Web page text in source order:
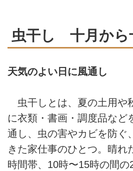
虫干し 十月から
天気のよい日に風通し
虫干しとは、夏の土用や
に衣類・書画・調度品など
通し、虫の害やカビを防ぐ
きた家仕事のひとつ。晴れ
時間帯、10時〜15時の間の